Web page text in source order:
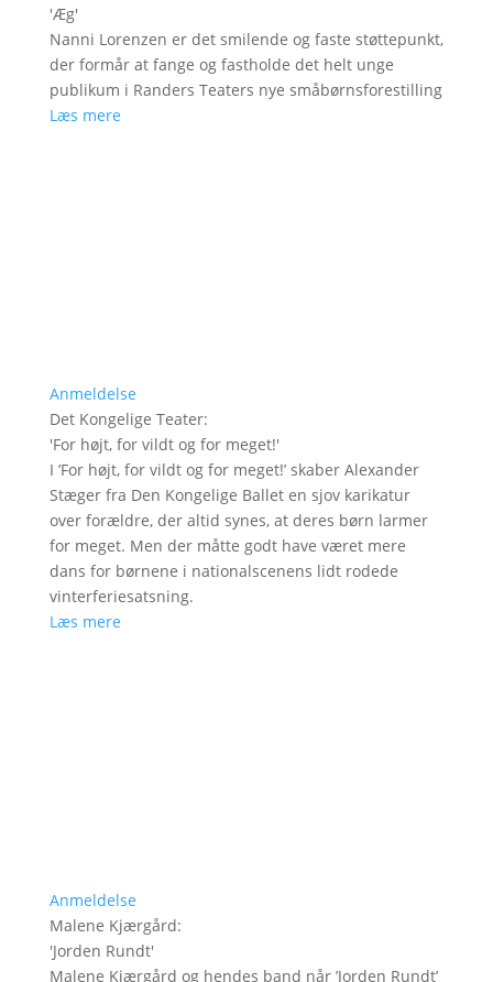
'Æg'
Nanni Lorenzen er det smilende og faste støttepunkt,
der formår at fange og fastholde det helt unge
publikum i Randers Teaters nye småbørnsforestilling
Læs mere
Anmeldelse
Det Kongelige Teater:
'For højt, for vildt og for meget!'
I ’For højt, for vildt og for meget!’ skaber Alexander
Stæger fra Den Kongelige Ballet en sjov karikatur
over forældre, der altid synes, at deres børn larmer
for meget. Men der måtte godt have været mere
dans for børnene i nationalscenens lidt rodede
vinterferiesatsning.
Læs mere
Anmeldelse
Malene Kjærgård:
'Jorden Rundt'
Malene Kjærgård og hendes band når ’Jorden Rundt’